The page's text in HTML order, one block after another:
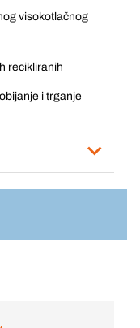
visokotlačnog
recikliranih
i trganje